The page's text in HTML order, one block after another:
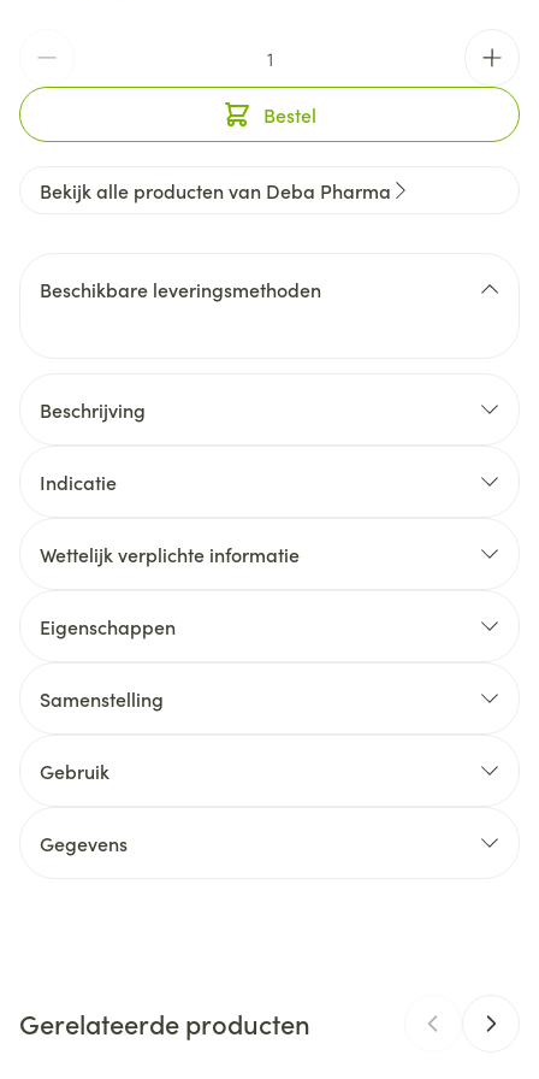
Bestel
Bekijk alle producten van Deba Pharma
Beschikbare leveringsmethoden
Beschrijving
Vitamine D3 draagt bij tot:
Indicatie
Wettelijk verplichte informatie
Eigenschappen
Samenstelling
Gebruik
Gegevens
Merken Deba Pharma
Gerelateerde producten